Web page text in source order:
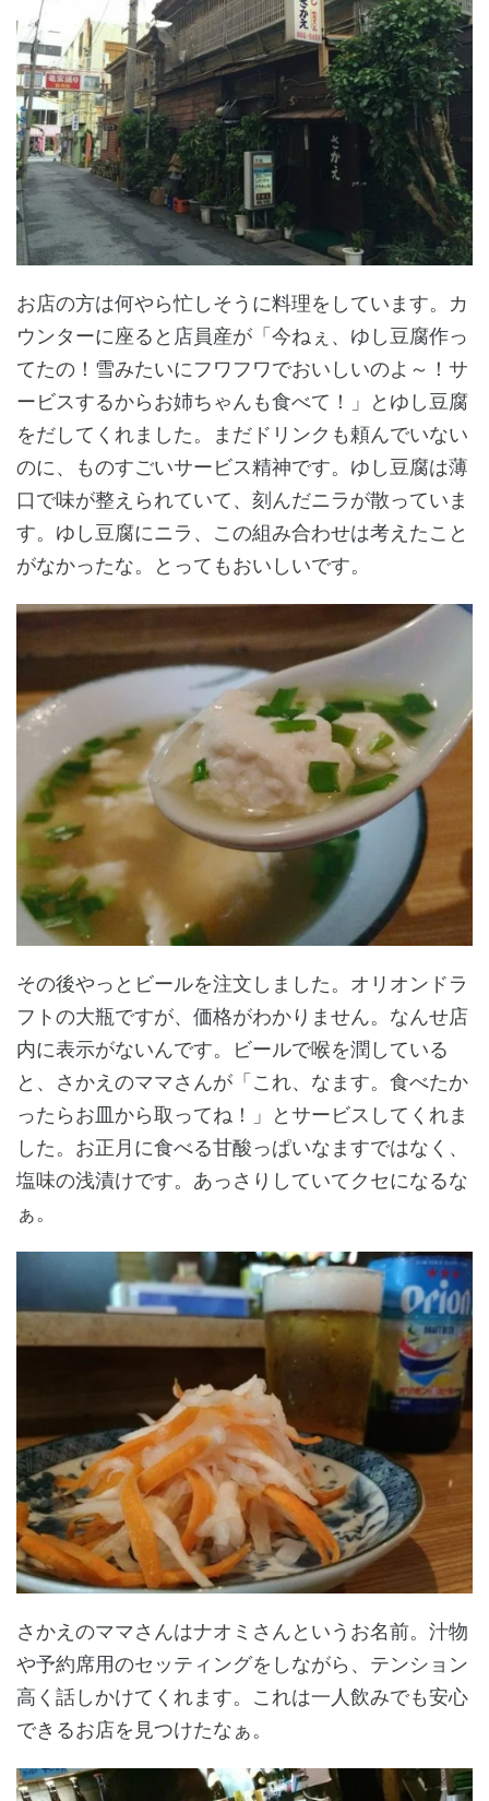
お店の方は何やら忙しそうに料理をしています。カ
ウンターに座ると店員産が「今ねぇ、ゆし豆腐作っ
てたの！雪みたいにフワフワでおいしいのよ～！サ
ービスするからお姉ちゃんも食べて！」とゆし豆腐
をだしてくれました。まだドリンクも頼んでいない
のに、ものすごいサービス精神です。ゆし豆腐は薄
口で味が整えられていて、刻んだニラが散っていま
す。ゆし豆腐にニラ、この組み合わせは考えたこと
がなかったな。とってもおいしいです。
その後やっとビールを注文しました。オリオンドラ
フトの大瓶ですが、価格がわかりません。なんせ店
内に表示がないんです。ビールで喉を潤している
と、さかえのママさんが「これ、なます。食べたか
ったらお皿から取ってね！」とサービスしてくれま
した。お正月に食べる甘酸っぱいなますではなく、
塩味の浅漬けです。あっさりしていてクセになるな
ぁ。
さかえのママさんはナオミさんというお名前。汁物
や予約席用のセッティングをしながら、テンション
高く話しかけてくれます。これは一人飲みでも安心
できるお店を見つけたなぁ。